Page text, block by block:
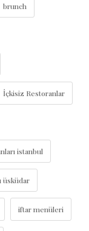
brunch
İçkisiz Restoranlar
istanbul
üsküdar
iftar menüleri